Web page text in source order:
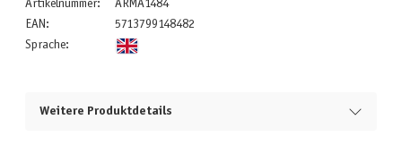
Artikelnummer:
ARMA1484
EAN:
5713799148482
Sprache:
Weitere Produktdetails